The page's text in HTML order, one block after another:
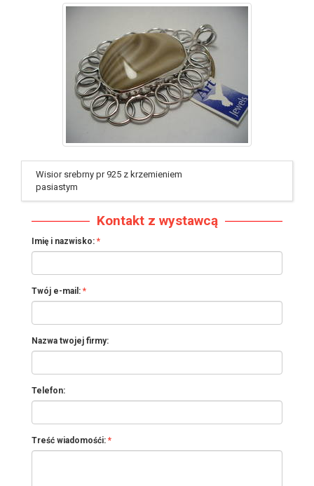
Wisior srebrny pr 925 z krzemieniem
pasiastym
Kontakt z wystawcą
Imię i nazwisko:
Twój e-mail:
Nazwa twojej firmy:
Telefon:
Treść wiadomośći: